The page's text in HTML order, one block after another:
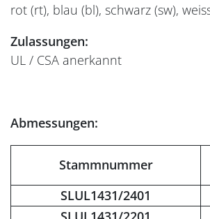
rot (rt), blau (bl), schwarz (sw),
Zulassungen:
UL / CSA anerkannt
Abmessungen:
Stammnummer
SLUL1431/2401